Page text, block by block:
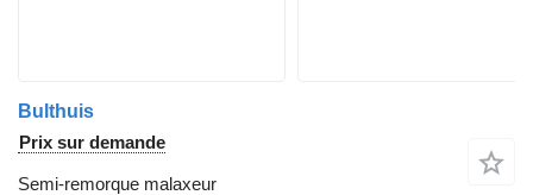
Bulthuis
Prix sur demande
Semi-remorque malaxeur